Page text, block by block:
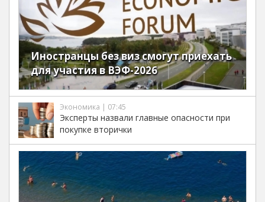
Иностранцы без виз смогут приехать
для участия в ВЭФ-2026
Экономика | 07:45
Эксперты назвали главные опасности при
покупке вторички